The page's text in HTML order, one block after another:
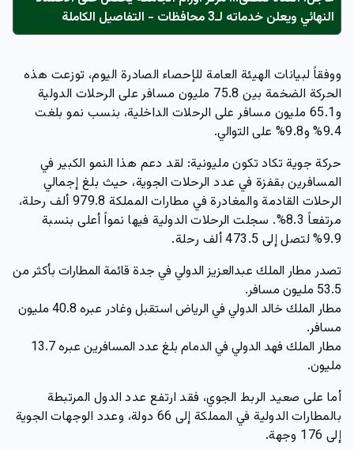
النهائي ويعلن خدماته لـ3 محافظات - التفاصيل الكاملة
ووفقاً لبيانات الهيئة العامة للإحصاء الصادرة اليوم، توزعت هذه
الحركة الضخمة بين 75.8 مليون مسافر على الرحلات الدولية
و65.1 مليون مسافر على الرحلات الداخلية، بنسب نمو بلغت
9.4% و9.8% على التوالي.
حركة جوية تكاد تكون مليونية: لقد دعم هذا النمو الكبير في
المسافرين بقفزة في عدد الرحلات الجوية، حيث بلغ إجمالي
الرحلات القادمة والمغادرة في مطارات المملكة 979.8 ألف رحلة،
مرتفعاً 8.3%. سجلت الرحلات الدولية فيها نمواً أعلى بنسبة
9.9% لتصل إلى 473.5 ألف رحلة.
تصدر مطار الملك عبدالعزيز الدولي في جدة قائمة المطارات بأكثر من
53.5 مليون مسافر.
مطار الملك خالد الدولي في الرياض استقبل وغادر عبره 40.8 مليون
مسافر.
مطار الملك فهد الدولي في الدمام بلغ عدد المسافرين عبره 13.7
مليون.
أما على صعيد الربط الجوي، فقد ارتفع عدد الدول المرتبطة
بالمطارات الدولية في المملكة إلى 66 دولة، وعدد الوجهات الجوية
إلى 176 وجهة.